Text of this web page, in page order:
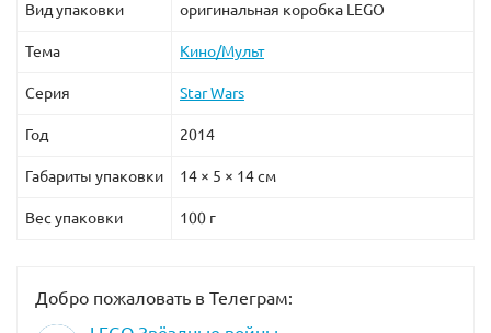
Вид упаковки оригинальная коробка LEGO
Тема Кино/Мульт
Серия Star Wars
Год 2014
Габариты упаковки 14 × 5 × 14 см
Вес упаковки 100 г
Добро пожаловать в Телеграм: